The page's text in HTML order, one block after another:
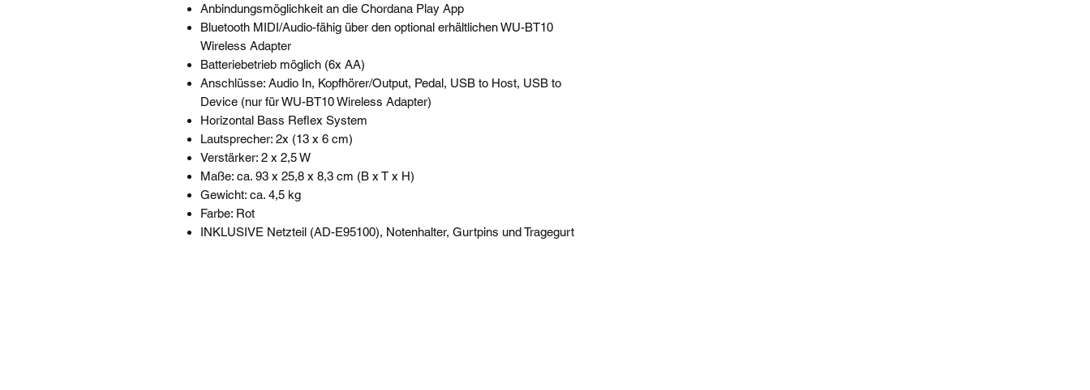
Anbindungsmöglichkeit an die Chordana Play App
Bluetooth MIDI/Audio-fähig über den optional erhältlichen WU-BT10
Wireless Adapter
Batteriebetrieb möglich (6x AA)
Anschlüsse: Audio In, Kopfhörer/Output, Pedal, USB to Host, USB to
Device (nur für WU-BT10 Wireless Adapter)
Horizontal Bass Reflex System
Lautsprecher: 2x (13 x 6 cm)
Verstärker: 2 x 2,5 W
Maße: ca. 93 x 25,8 x 8,3 cm (B x T x H)
Gewicht: ca. 4,5 kg
Farbe: Rot
INKLUSIVE Netzteil (AD-E95100), Notenhalter, Gurtpins und Tragegurt